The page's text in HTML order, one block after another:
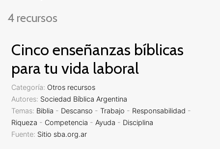
4 recursos
Cinco enseñanzas bíblicas
para tu vida laboral
Categoría: Otros recursos
Autores: Sociedad Bíblica Argentina
Temas: Biblia - Descanso - Trabajo - Responsabilidad -
Riqueza - Competencia - Ayuda - Disciplina
Fuente: Sitio sba.org.ar